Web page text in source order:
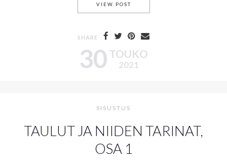
30 TOUKO
2021
VIEW POSTRAUHAA KAAOKSEEN – UUSI
SHARE
SISUSTUS
TAULUT JA NIIDEN TARINAT,
OSA 1